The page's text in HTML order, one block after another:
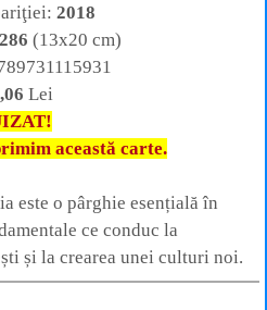
2018
286 (13x20 cm)
Lei
această carte.
este o pârghie esențială în
ce conduc la
și la crearea unei culturi noi.